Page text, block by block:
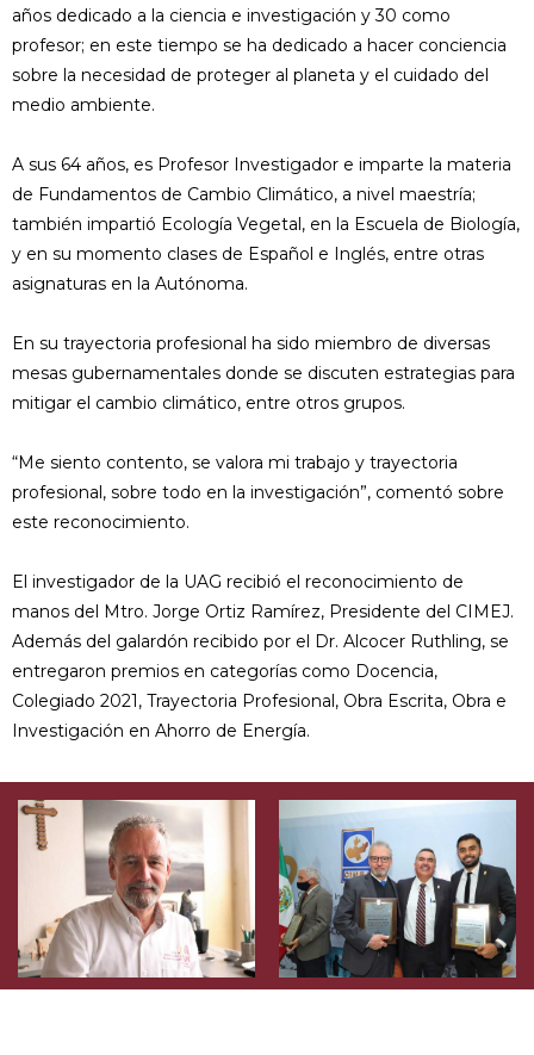
años dedicado a la ciencia e investigación y 30 como
profesor; en este tiempo se ha dedicado a hacer conciencia
sobre la necesidad de proteger al planeta y el cuidado del
medio ambiente.
A sus 64 años, es Profesor Investigador e imparte la materia
de Fundamentos de Cambio Climático, a nivel maestría;
también impartió Ecología Vegetal, en la Escuela de Biología,
y en su momento clases de Español e Inglés, entre otras
asignaturas en la Autónoma.
En su trayectoria profesional ha sido miembro de diversas
mesas gubernamentales donde se discuten estrategias para
mitigar el cambio climático, entre otros grupos.
“Me siento contento, se valora mi trabajo y trayectoria
profesional, sobre todo en la investigación”, comentó sobre
este reconocimiento.
El investigador de la UAG recibió el reconocimiento de
manos del Mtro. Jorge Ortiz Ramírez, Presidente del CIMEJ.
Además del galardón recibido por el Dr. Alcocer Ruthling, se
entregaron premios en categorías como Docencia,
Colegiado 2021, Trayectoria Profesional, Obra Escrita, Obra e
Investigación en Ahorro de Energía.